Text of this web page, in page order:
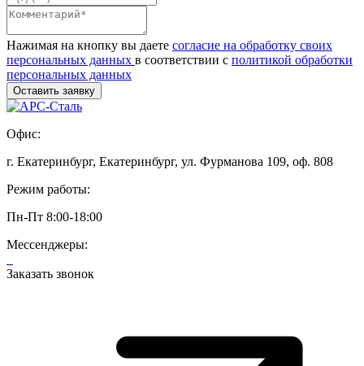
Нажимая на кнопку вы даете согласие на обработку своих
персональных данных в соответствии с политикой обработки
персональных данных
Офис:
г. Екатеринбург, Екатеринбург, ул. Фурманова 109, оф. 808
Режим работы:
Пн-Пт 8:00-18:00
Мессенджеры:
Заказать звонок